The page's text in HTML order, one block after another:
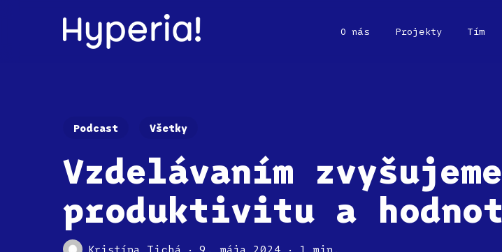
O nás Projekty Tím
Podcast Všetky
Vzdelávaním
produktivitu a
Kristína Tichá 9. mája 2024 1 min.